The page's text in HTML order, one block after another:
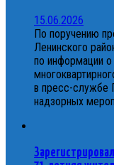
15.06.2026
По поручению
Ленинского
по информации
в пресс-службе
надзорных